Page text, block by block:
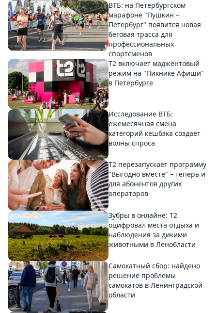
ВТБ: на Петербургском
марафоне "Пушкин –
Петербург" появится новая
беговая трасса для
профессиональных
спортсменов
Т2 включает маджентовый
режим на "Пикнике Афиши"
в Петербурге
Исследование ВТБ:
ежемесячная смена
категорий кешбэка создает
волны спроса
Т2 перезапускает программу
"Выгодно вместе" – теперь и
для абонентов других
операторов
Зубры в онлайне: Т2
оцифровал места отдыха и
наблюдения за дикими
животными в Ленобласти
Самокатный сбор: найдено
решение проблемы
самокатов в Ленинградской
области